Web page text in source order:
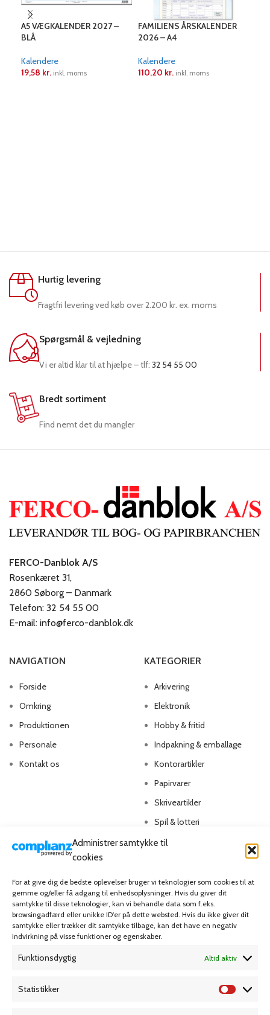
Administrer samtykke til
cookies
For at give dig de bedste oplevelser bruger vi teknologier som cookies til at
gemme og/eller få adgang til enhedsoplysninger. Hvis du giver dit
samtykke til disse teknologier, kan vi behandle data som f.eks.
browsingadfærd eller unikke ID'er på dette websted. Hvis du ikke giver dit
samtykke eller trækker dit samtykke tilbage, kan det have en negativ
indvirkning på visse funktioner og egenskaber.
Funktionsdygtig Altid aktiv
Statistikker
A5 VÆGKALENDER 2027 –
BLÅ
Kalendere
19,58 kr. inkl. moms
FAMILIENS ÅRSKALENDER
2026 – A4
Kalendere
110,20 kr. inkl. moms
Hurtig levering
Fragtfri levering ved køb over 2.200 kr. ex. moms
Spørgsmål & vejledning
Vi er altid klar til at hjælpe – tlf: 32 54 55 00
Bredt sortiment
Find nemt det du mangler
FERCO-Danblok A/S
Rosenkæret 31,
2860 Søborg – Danmark
Telefon: 32 54 55 00
E-mail: info@ferco-danblok.dk
NAVIGATION
Forside
Omkring
Produktionen
Personale
Kontakt os
KATEGORIER
Arkivering
Elektronik
Hobby & fritid
Indpakning & emballage
Kontorartikler
Papirvarer
Skriveartikler
Spil & lotteri
MIN KONTO
Kontoinformationer
Ordrer
Adresser
Favoritliste
Handelsbetingelser
Privatlivspolitik
Bliv kunde
Cookie Politik (EU)